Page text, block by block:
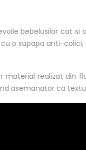
bebelusilor cat
o supapa anti-
material realizat din
asemanator ca